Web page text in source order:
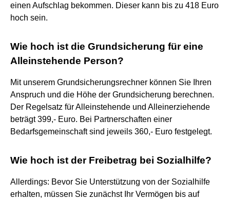
einen Aufschlag bekommen. Dieser kann bis zu 418 Euro
hoch sein.
Wie hoch ist die Grundsicherung für eine
Alleinstehende Person?
Mit unserem Grundsicherungsrechner können Sie Ihren
Anspruch und die Höhe der Grundsicherung berechnen.
Der Regelsatz für Alleinstehende und Alleinerziehende
beträgt 399,- Euro. Bei Partnerschaften einer
Bedarfsgemeinschaft sind jeweils 360,- Euro festgelegt.
Wie hoch ist der Freibetrag bei Sozialhilfe?
Allerdings: Bevor Sie Unterstützung von der Sozialhilfe
erhalten, müssen Sie zunächst Ihr Vermögen bis auf